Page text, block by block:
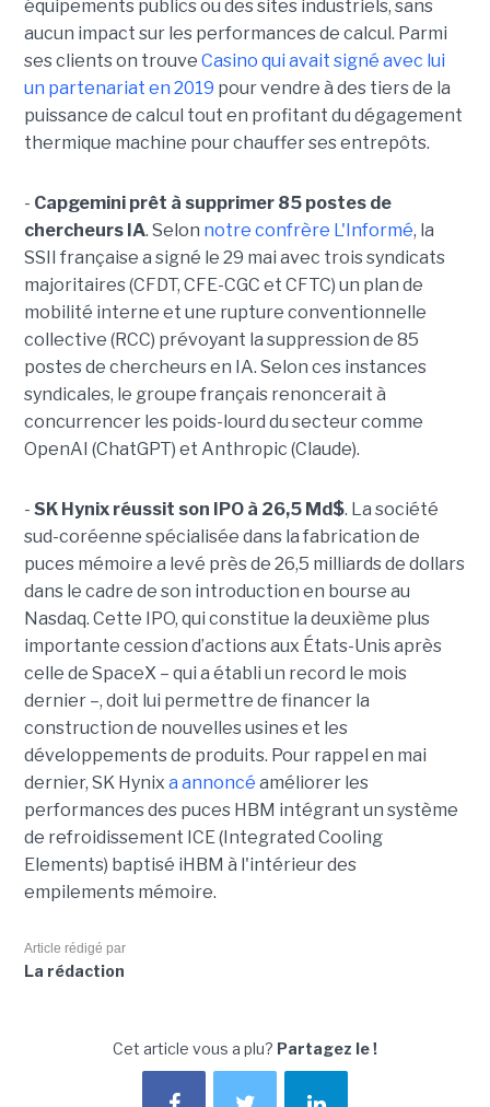
équipements publics ou des sites industriels, sans
aucun impact sur les performances de calcul. Parmi
ses clients on trouve Casino qui avait signé avec lui
un partenariat en 2019 pour vendre à des tiers de la
puissance de calcul tout en profitant du dégagement
thermique machine pour chauffer ses entrepôts.
- Capgemini prêt à supprimer 85 postes de
chercheurs IA. Selon notre confrère L'Informé, la
SSII française a signé le 29 mai avec trois syndicats
majoritaires (CFDT, CFE-CGC et CFTC) un plan de
mobilité interne et une rupture conventionnelle
collective (RCC) prévoyant la suppression de 85
postes de chercheurs en IA. Selon ces instances
syndicales, le groupe français renoncerait à
concurrencer les poids-lourd du secteur comme
OpenAI (ChatGPT) et Anthropic (Claude).
- SK Hynix réussit son IPO à 26,5 Md$. La société
sud-coréenne spécialisée dans la fabrication de
puces mémoire a levé près de 26,5 milliards de dollars
dans le cadre de son introduction en bourse au
Nasdaq. Cette IPO, qui constitue la deuxième plus
importante cession d’actions aux États-Unis après
celle de SpaceX – qui a établi un record le mois
dernier –, doit lui permettre de financer la
construction de nouvelles usines et les
développements de produits. Pour rappel en mai
dernier, SK Hynix a annoncé améliorer les
performances des puces HBM intégrant un système
de refroidissement ICE (Integrated Cooling
Elements) baptisé iHBM à l'intérieur des
empilements mémoire.
Article rédigé par
La rédaction
Cet article vous a plu? Partagez le !